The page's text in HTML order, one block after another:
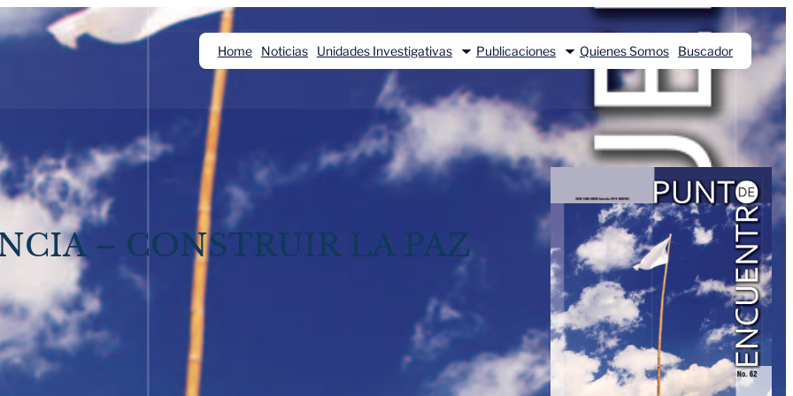
Home Noticias Unidades Investigativas Publicaciones Quienes Somos Buscador
– CONSTRUIR LA PAZ